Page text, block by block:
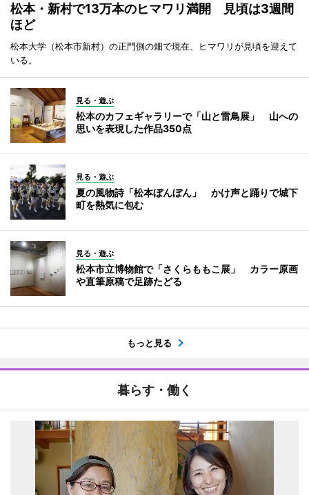
松本・新村で13万本のヒマワリ満開 見頃は3週間
ほど
松本大学（松本市新村）の正門側の畑で現在、ヒマワリが見頃を迎えて
いる。
見る・遊ぶ
松本のカフェギャラリーで「山と雷鳥展」 山への
思いを表現した作品350点
見る・遊ぶ
夏の風物詩「松本ぼんぼん」 かけ声と踊りで城下
町を熱気に包む
見る・遊ぶ
松本市立博物館で「さくらももこ展」 カラー原画
や直筆原稿で足跡たどる
もっと見る
暮らす・働く